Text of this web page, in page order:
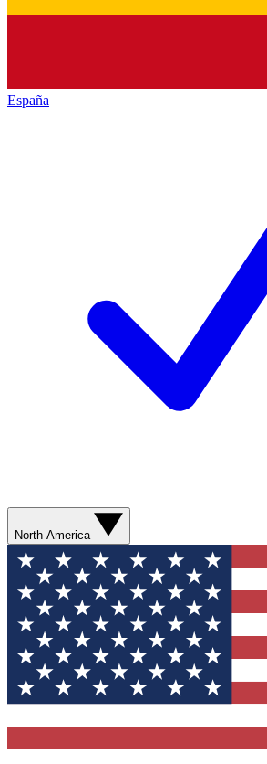
España
North America